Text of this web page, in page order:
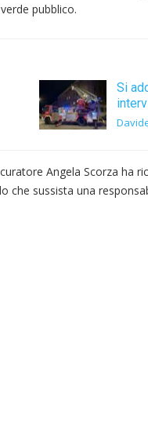
pubblico.
Si
Angela Scorza ha
sussista una